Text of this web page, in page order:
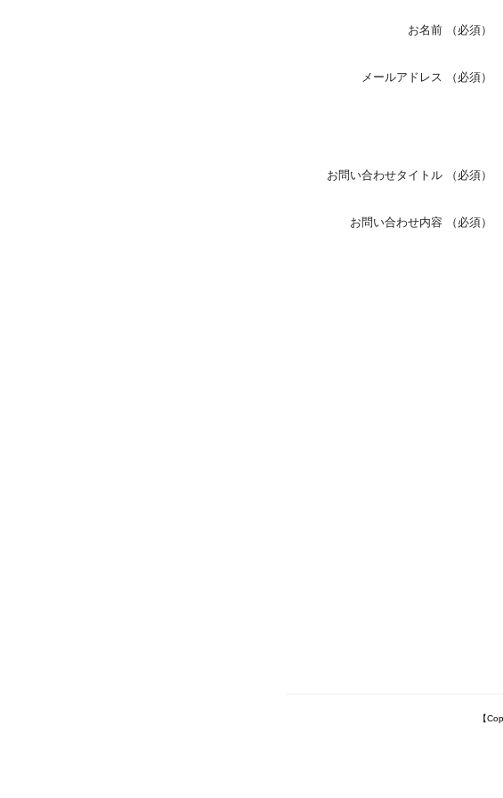
お名前 （必須）
メールアドレス （必須）
お問い合わせタイトル （必須）
お問い合わせ内容 （必須）
【